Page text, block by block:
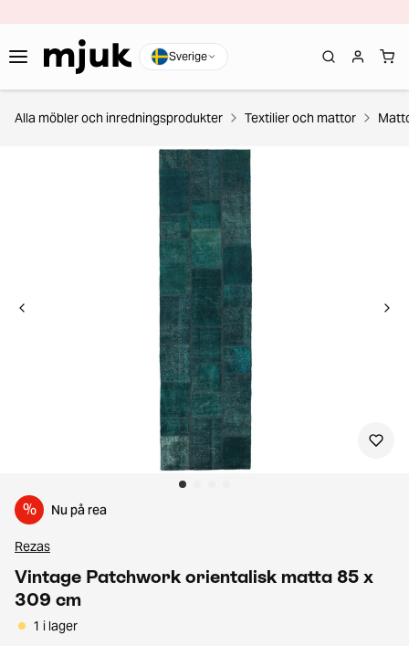
Sverige
Alla möbler och inredningsprodukter Textilier och mattor
% Nu på rea
Rezas
Vintage Patchwork orientalisk matta 85 x
309 cm
1 i lager